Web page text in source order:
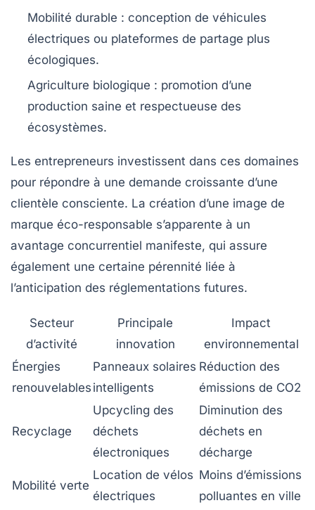
Mobilité durable : conception de véhicules
électriques ou plateformes de partage plus
écologiques.
Agriculture biologique : promotion d’une
production saine et respectueuse des
écosystèmes.
Les entrepreneurs investissent dans ces domaines
pour répondre à une demande croissante d’une
clientèle consciente. La création d’une image de
marque éco-responsable s’apparente à un
avantage concurrentiel manifeste, qui assure
également une certaine pérennité liée à
l’anticipation des réglementations futures.
Secteur
d’activité
Principale
innovation
Impact
environnemental
Énergies
renouvelables
Panneaux solaires
intelligents
Réduction des
émissions de CO2
Recyclage
Upcycling des
déchets
électroniques
Diminution des
déchets en
décharge
Mobilité verte
Location de vélos
électriques
Moins d’émissions
polluantes en ville